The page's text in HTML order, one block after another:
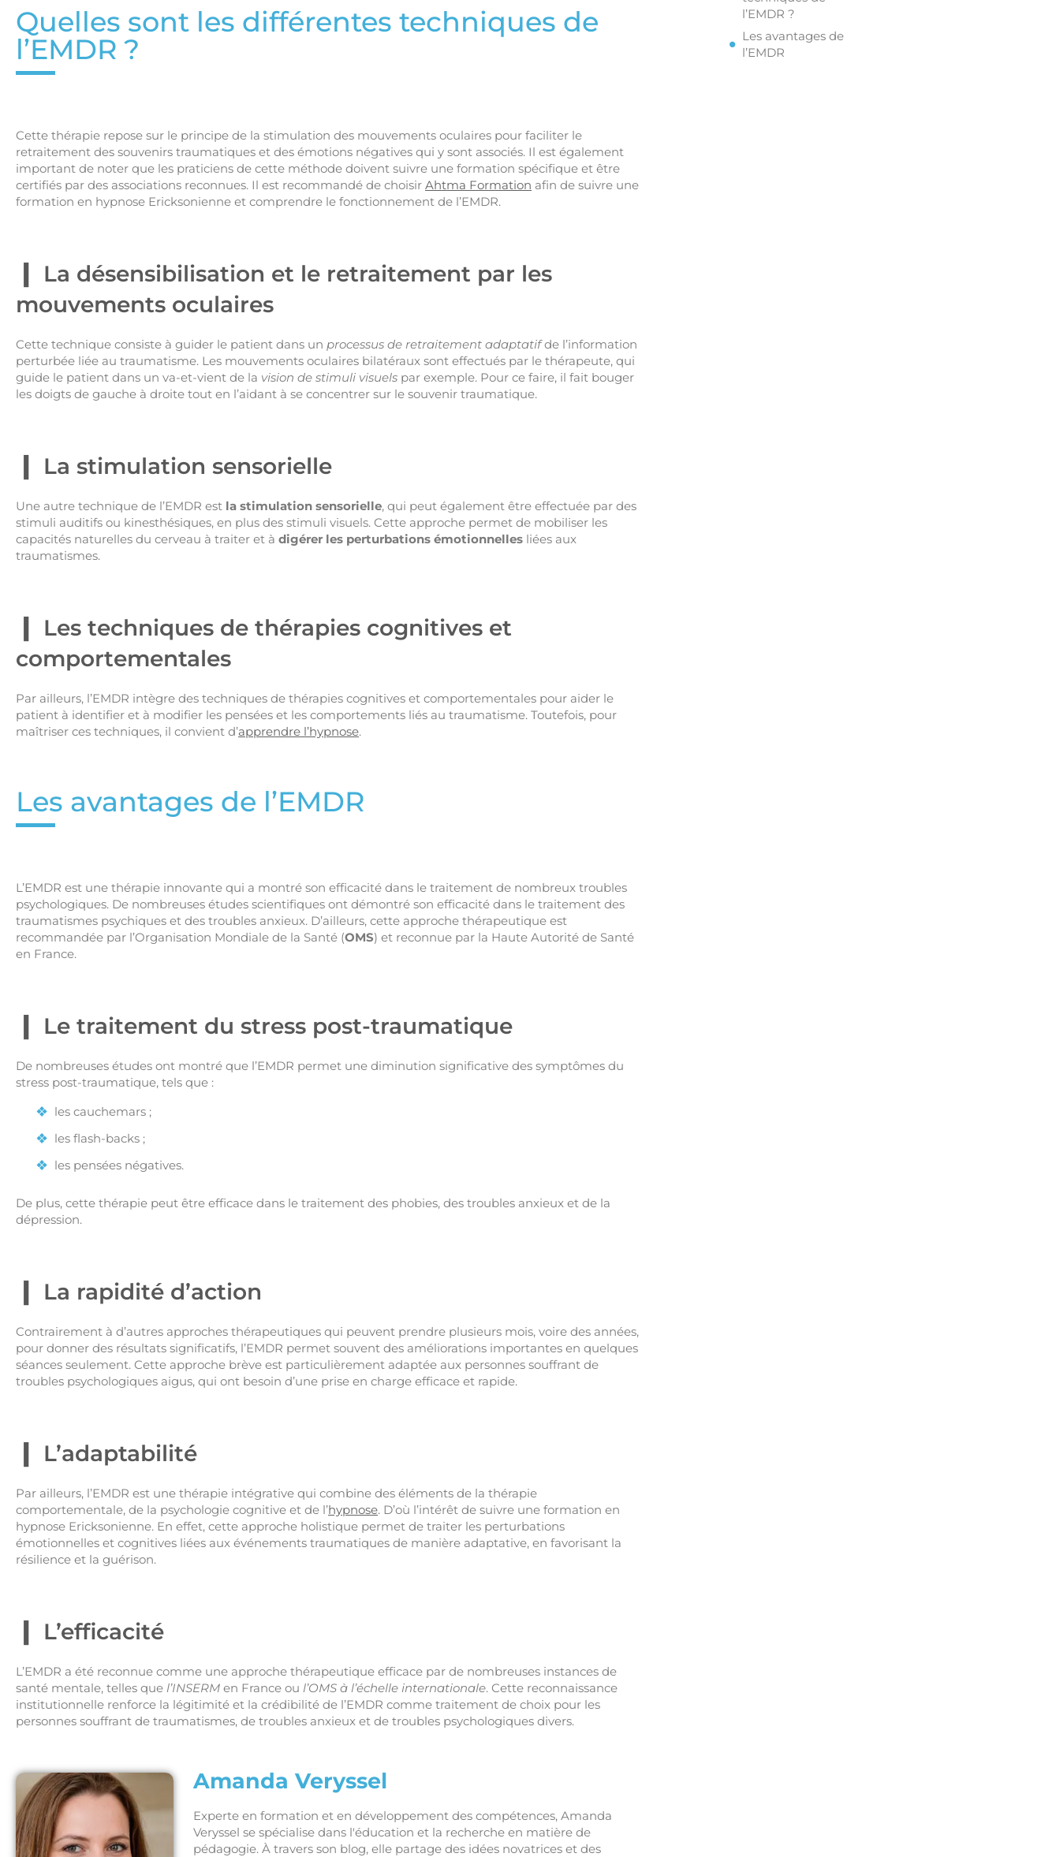
Quelles sont les différentes techniques de
l’EMDR ?
Cette thérapie repose sur le principe de la stimulation des mouvements oculaires pour faciliter le
retraitement des souvenirs traumatiques et des émotions négatives qui y sont associés. Il est également
important de noter que les praticiens de cette méthode doivent suivre une formation spécifique et être
certifiés par des associations reconnues. Il est recommandé de choisir Ahtma Formation afin de suivre une
formation en hypnose Ericksonienne et comprendre le fonctionnement de l’EMDR.
La désensibilisation et le retraitement par les
mouvements oculaires
Cette technique consiste à guider le patient dans un processus de retraitement adaptatifde l’information
perturbée liée au traumatisme. Les mouvements oculaires bilatéraux sont effectués par le thérapeute, qui
guide le patient dans un va-et-vient de la vision de stimuli visuels par exemple. Pour ce faire, il fait bouger
les doigts de gauche à droite tout en l’aidant à se concentrer sur le souvenir traumatique.
La stimulation sensorielle
Une autre technique de l’EMDR est la stimulation sensorielle, qui peut également être effectuée par des
stimuli auditifs ou kinesthésiques, en plus des stimuli visuels. Cette approche permet de mobiliser les
capacités naturelles du cerveau à traiter et à digérer les perturbations émotionnelles liées aux
traumatismes.
Les techniques de thérapies cognitives et
comportementales
Par ailleurs, l’EMDR intègre des techniques de thérapies cognitives et comportementales pour aider le
patient à identifier et à modifier les pensées et les comportements liés au traumatisme. Toutefois, pour
maîtriser ces techniques, il convient d’apprendre l’hypnose.
Les avantages de l’EMDR
L’EMDR est une thérapie innovante qui a montré son efficacité dans le traitement de nombreux troubles
psychologiques. De nombreuses études scientifiques ont démontré son efficacité dans le traitement des
traumatismes psychiques et des troubles anxieux. D’ailleurs, cette approche thérapeutique est
recommandée par l’Organisation Mondiale de la Santé (OMS) et reconnue par la Haute Autorité de Santé
en France.
Le traitement du stress post-traumatique
De nombreuses études ont montré que l’EMDR permet une diminution significative des symptômes du
stress post-traumatique, tels que :
les cauchemars ;
les flash-backs ;
les pensées négatives.
De plus, cette thérapie peut être efficace dans le traitement des phobies, des troubles anxieux et de la
dépression.
La rapidité d’action
Contrairement à d’autres approches thérapeutiques qui peuvent prendre plusieurs mois, voire des années,
pour donner des résultats significatifs, l’EMDR permet souvent des améliorations importantes en quelques
séances seulement. Cette approche brève est particulièrement adaptée aux personnes souffrant de
troubles psychologiques aigus, qui ont besoin d’une prise en charge efficace et rapide.
L’adaptabilité
Par ailleurs, l’EMDR est une thérapie intégrative qui combine des éléments de la thérapie
comportementale, de la psychologie cognitive et de l’hypnose. D’où l’intérêt de suivre une formation en
hypnose Ericksonienne. En effet, cette approche holistique permet de traiter les perturbations
émotionnelles et cognitives liées aux événements traumatiques de manière adaptative, en favorisant la
résilience et la guérison.
L’efficacité
L’EMDR a été reconnue comme une approche thérapeutique efficace par de nombreuses instances de
santé mentale, telles que l’INSERM en France ou l’OMS à l’échelle internationale. Cette reconnaissance
institutionnelle renforce la légitimité et la crédibilité de l’EMDR comme traitement de choix pour les
personnes souffrant de traumatismes, de troubles anxieux et de troubles psychologiques divers.
Amanda Veryssel
Experte en formation et en développement des compétences, Amanda
Veryssel se spécialise dans l'éducation et la recherche en matière de
pédagogie. À travers son blog, elle partage des idées novatrices et des
l’EMDR ?
Les avantages de
l’EMDR